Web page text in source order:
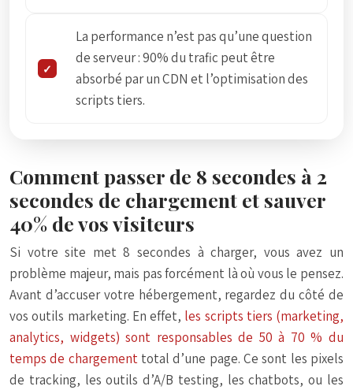
La performance n’est pas qu’une question
de serveur : 90% du trafic peut être
absorbé par un CDN et l’optimisation des
scripts tiers.
Comment passer de 8 secondes à 2
secondes de chargement et sauver
40% de vos visiteurs
Si votre site met 8 secondes à charger, vous avez un
problème majeur, mais pas forcément là où vous le pensez.
Avant d’accuser votre hébergement, regardez du côté de
vos outils marketing. En effet, les scripts tiers (marketing,
analytics, widgets) sont responsables de 50 à 70 % du
temps de chargementtotal d’une page. Ce sont les pixels
de tracking, les outils d’A/B testing, les chatbots, ou les